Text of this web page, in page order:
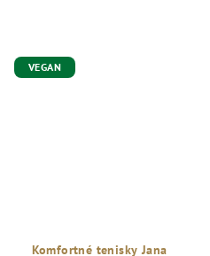
VEGAN
Komfortné tenisky Jana